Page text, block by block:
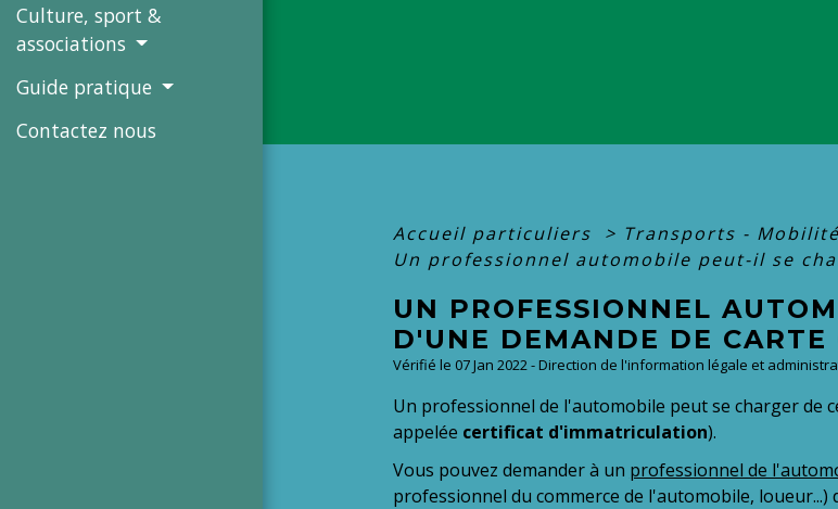
Culture, sport &
associations
Guide pratique
Contactez nous
Accueil particuliers > Transports - Mobilité
Un professionnel automobile peut-il se
UN PROFESSIONNEL
D'UNE DEMANDE DE CARTE
Vérifié le 07 Jan 2022 - Direction de l'information légale et
Un professionnel de l'automobile peut se charger de
appelée certificat d'immatriculation).
Vous pouvez demander à un professionnel de
professionnel du commerce de l'automobile,